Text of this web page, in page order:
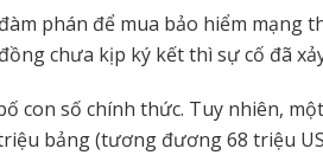
phán để mua bảo hiểm mạng
chưa kịp ký kết thì sự cố đã
con số chính thức. Tuy nhiên,
bảng (tương đương 68 triệu